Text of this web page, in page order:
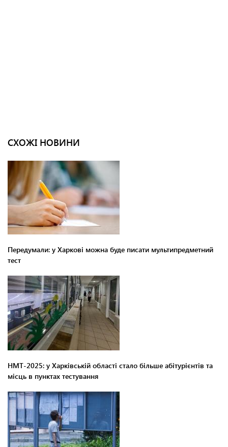
СХОЖІ НОВИНИ
Передумали: у Харкові можна буде писати мультипредметний
тест
НМТ-2025: у Харківській області стало більше абітурієнтів та
місць в пунктах тестування